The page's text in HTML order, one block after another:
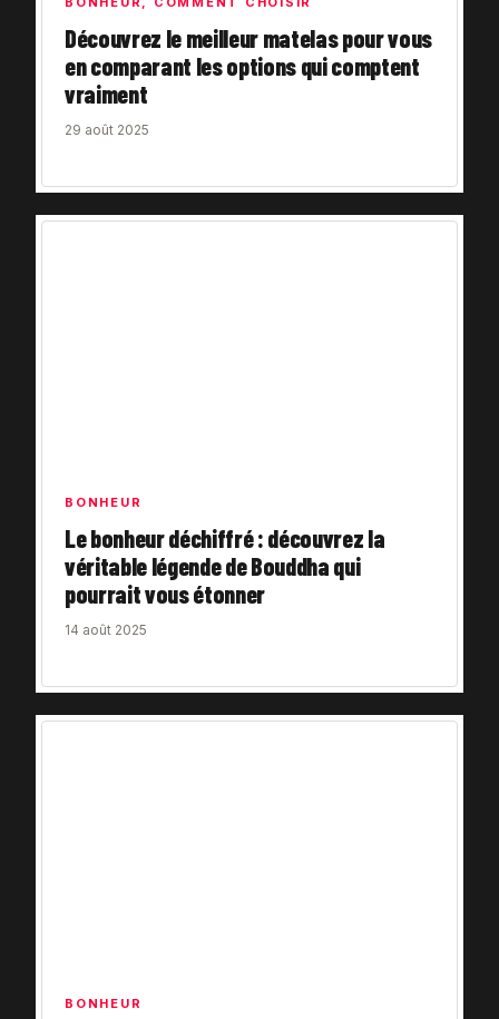
Découvrez le meilleur matelas pour vous
en comparant les options qui comptent
vraiment
29 août 2025
BONHEUR
Le bonheur déchiffré : découvrez la
véritable légende de Bouddha qui
pourrait vous étonner
14 août 2025
BONHEUR